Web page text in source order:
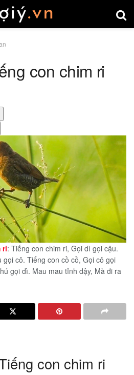
con chim ri
ri: Tiếng con chim ri, Gọi dì gọi cậu.
cô. Tiếng con cồ cồ, Gọi cô gọi
gọi dì. Mau mau tỉnh dậy, Mà đi ra
con chim ri